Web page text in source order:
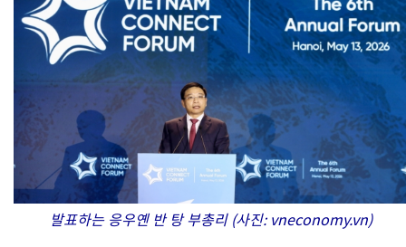
발표하는 응우옌 반 탕 부총리 (사진: vneconomy.vn)